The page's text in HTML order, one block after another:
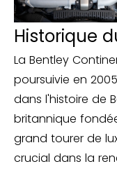
Historique
La Bentley
poursuivie en
dans l'histoire de
britannique
grand tourer de
crucial dans la